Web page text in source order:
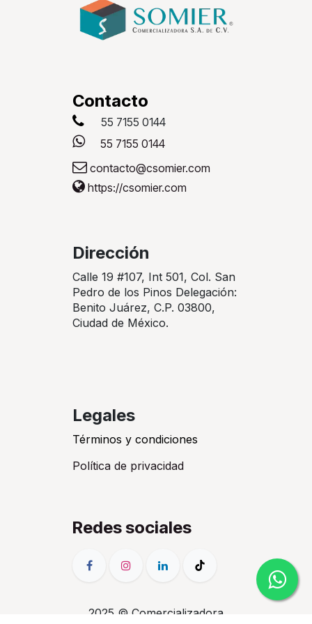
Contacto
55 7155 0144
55 7155 0144
contacto@csomier.com
https://csomier.com
Dirección
Calle 19 #107, Int 501, Col. San
Pedro de los Pinos Delegación:
Benito Juárez, C.P. 03800,
Ciudad de México.
Legales
Términos y condiciones
Política de privacidad
Redes sociales
2025 © Comercializadora